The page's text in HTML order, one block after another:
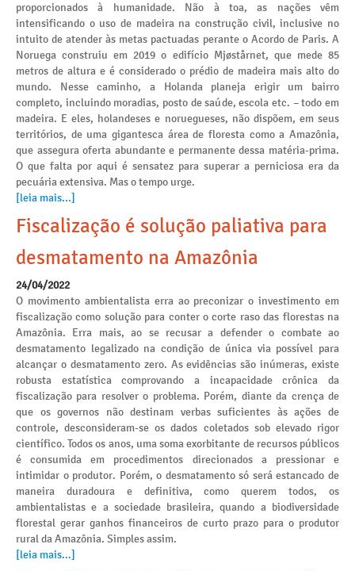
proporcionados à humanidade. Não à toa, as nações vêm
intensificando o uso de madeira na construção civil, inclusive no
intuito de atender às metas pactuadas perante o Acordo de Paris. A
Noruega construiu em 2019 o edifício Mjøstårnet, que mede 85
metros de altura e é considerado o prédio de madeira mais alto do
mundo. Nesse caminho, a Holanda planeja erigir um bairro
completo, incluindo moradias, posto de saúde, escola etc. – todo em
madeira. E eles, holandeses e noruegueses, não dispõem, em seus
territórios, de uma gigantesca área de floresta como a Amazônia,
que assegura oferta abundante e permanente dessa matéria-prima.
O que falta por aqui é sensatez para superar a perniciosa era da
pecuária extensiva. Mas o tempo urge.
[leia mais...]
Fiscalização é solução paliativa para
desmatamento na Amazônia
24/04/2022
O movimento ambientalista erra ao preconizar o investimento em
fiscalização como solução para conter o corte raso das florestas na
Amazônia. Erra mais, ao se recusar a defender o combate ao
desmatamento legalizado na condição de única via possível para
alcançar o desmatamento zero. As evidências são inúmeras, existe
robusta estatística comprovando a incapacidade crônica da
fiscalização para resolver o problema. Porém, diante da crença de
que os governos não destinam verbas suficientes às ações de
controle, desconsideram-se os dados coletados sob elevado rigor
científico. Todos os anos, uma soma exorbitante de recursos públicos
é consumida em procedimentos direcionados a pressionar e
intimidar o produtor. Porém, o desmatamento só será estancado de
maneira duradoura e definitiva, como querem todos, os
ambientalistas e a sociedade brasileira, quando a biodiversidade
florestal gerar ganhos financeiros de curto prazo para o produtor
rural da Amazônia. Simples assim.
[leia mais...]